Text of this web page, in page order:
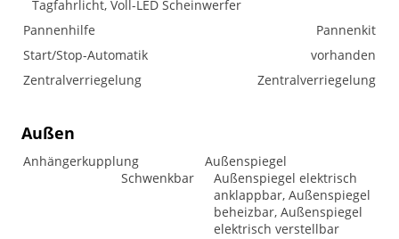
Tagfahrlicht, Voll-LED Scheinwerfer
Pannenhilfe
Pannenkit
Start/Stop-Automatik
vorhanden
Zentralverriegelung
Zentralverriegelung
Außen
Anhängerkupplung
Schwenkbar
Außenspiegel
Außenspiegel elektrisch
anklappbar, Außenspiegel
beheizbar, Außenspiegel
elektrisch verstellbar